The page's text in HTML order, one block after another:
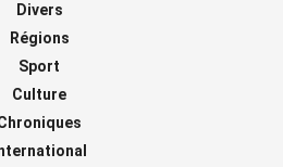
Divers
Régions
Sport
Culture